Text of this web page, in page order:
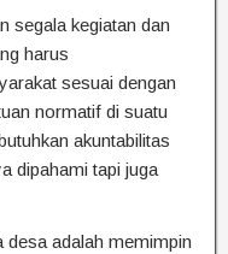
segala kegiatan dan
harus
sesuai dengan
normatif di suatu
akuntabilitas
dipahami tapi juga
desa adalah memimpin